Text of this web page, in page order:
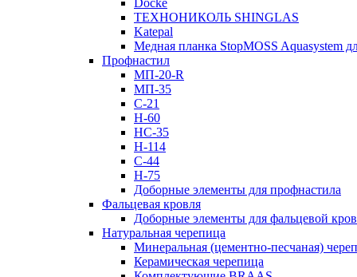
Döcke
ТЕХНОНИКОЛЬ SHINGLAS
Katepal
Медная планка StopMOSS Aquasystem
Профнастил
МП-20-R
МП-35
С-21
Н-60
НС-35
Н-114
С-44
Н-75
Доборные элементы для профнастила
Фальцевая кровля
Доборные элементы для фальцевой
Натуральная черепица
Минеральная (цементно-песчаная)
Керамическая черепица